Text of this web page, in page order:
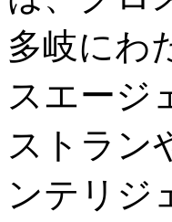
多岐にわ
スエージ
ストラン
ンテリジ